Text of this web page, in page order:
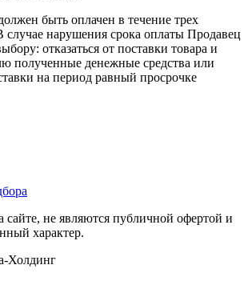
быть оплачен в течение трех
случае нарушения срока оплаты Продавец
отказаться от поставки товара и
полученные денежные средства или
на период равный просрочке
не являются публичной офертой и
характер.
Холдинг